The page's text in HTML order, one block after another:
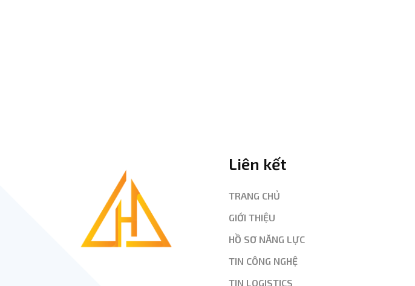
Liên kết
TRANG CHỦ
GIỚI THIỆU
HỒ SƠ NĂNG LỰC
TIN CÔNG NGHỆ
TIN LOGISTICS